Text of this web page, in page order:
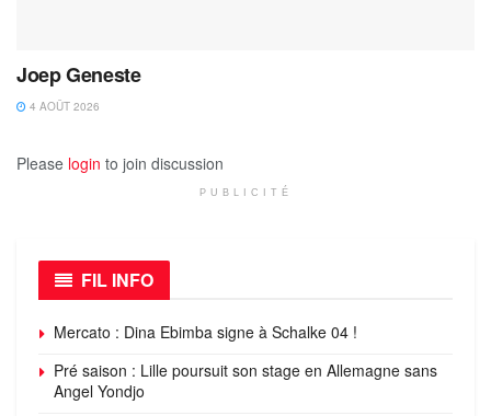
Joep Geneste
4 AOÛT 2026
Please login to join discussion
PUBLICITÉ
FIL INFO
Mercato : Dina Ebimba signe à Schalke 04 !
Pré saison : Lille poursuit son stage en Allemagne sans
Angel Yondjo